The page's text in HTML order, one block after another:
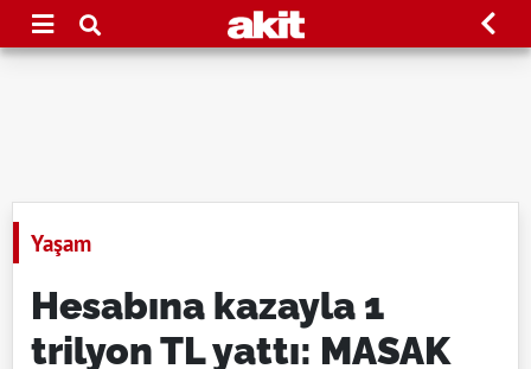
Yaşam
Hesabına kazayla 1
trilyon TL yattı: MASAK